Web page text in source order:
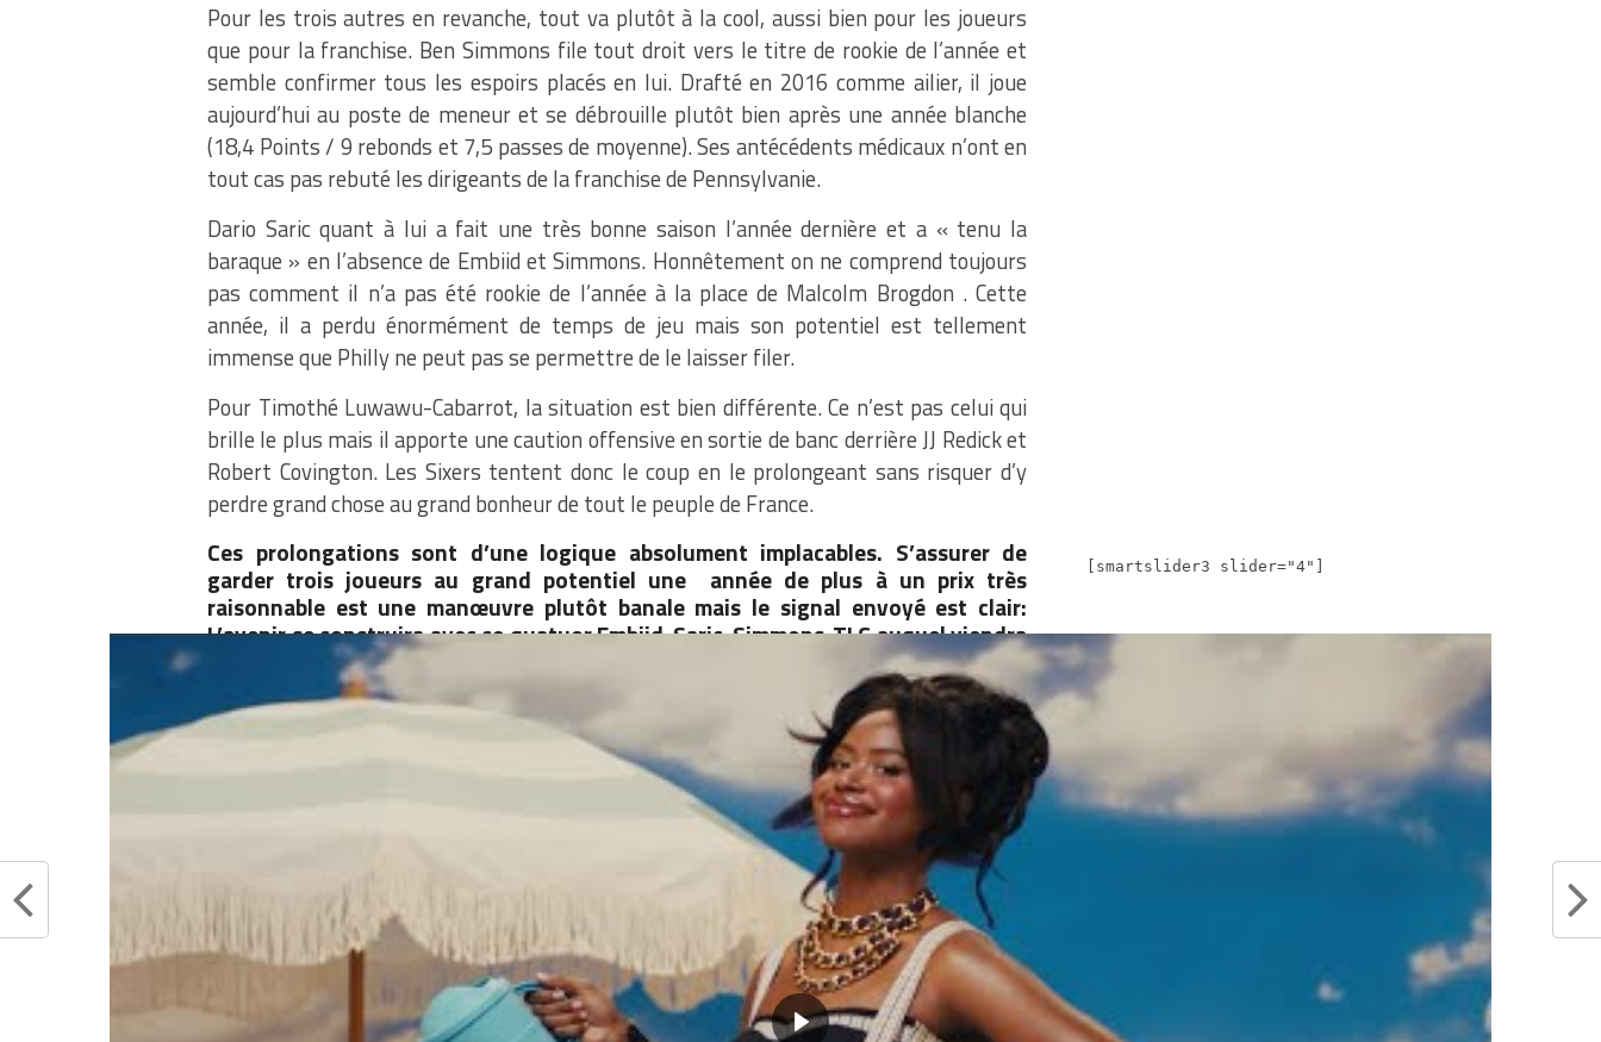
Pour les trois autres en revanche, tout va plutôt à la cool, aussi bien pour les joueurs
que pour la franchise. Ben Simmons file tout droit vers le titre de rookie de l’année et
semble confirmer tous les espoirs placés en lui. Drafté en 2016 comme ailier, il joue
aujourd’hui au poste de meneur et se débrouille plutôt bien après une année blanche
(18,4 Points / 9 rebonds et 7,5 passes de moyenne). Ses antécédents médicaux n’ont en
tout cas pas rebuté les dirigeants de la franchise de Pennsylvanie.
Dario Saric quant à lui a fait une très bonne saison l’année dernière et a « tenu la
baraque » en l’absence de Embiid et Simmons. Honnêtement on ne comprend toujours
pas comment il n’a pas été rookie de l’année à la place de Malcolm Brogdon . Cette
année, il a perdu énormément de temps de jeu mais son potentiel est tellement
immense que Philly ne peut pas se permettre de le laisser filer.
Pour Timothé Luwawu-Cabarrot, la situation est bien différente. Ce n’est pas celui qui
brille le plus mais il apporte une caution offensive en sortie de banc derrière JJ Redick et
Robert Covington. Les Sixers tentent donc le coup en le prolongeant sans risquer d’y
perdre grand chose au grand bonheur de tout le peuple de France.
Ces prolongations sont d’une logique absolument implacables. S’assurer de
garder trois joueurs au grand potentiel une année de plus à un prix très
raisonnable est une manœuvre plutôt banale mais le signal envoyé est clair:
L’avenir se construira avec ce quatuor Embiid-Saric-Simmons-TLC auquel viendra
s’ajouter Fultz. Et on peut dire que les jours de Okafor sont comptés dans la
« cité de l’amour fraternelle »
Partager :
Articles similaires
[smartslider3 slider="4"]